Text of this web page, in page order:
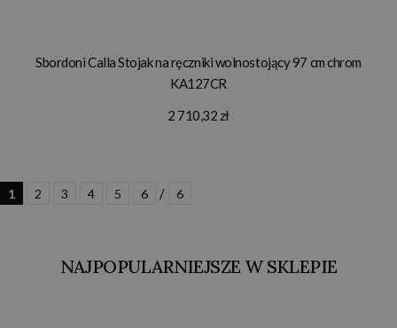
Sbordoni Calla Stojak na ręczniki wolnostojący 97 cm chrom
KA127CR
2 710,32 zł
1 2 3 4 5 6 / 6
NAJPOPULARNIEJSZE W SKLEPIE